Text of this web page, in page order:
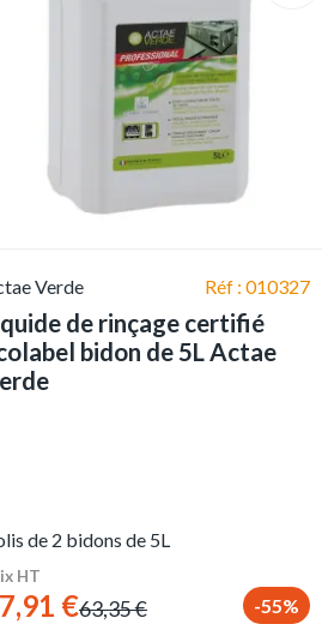
Verde Réf : 010327
de rinçage certifié
bidon de 5L Actae
de 2 bidons de 5L
HT
€63,35 € -55%